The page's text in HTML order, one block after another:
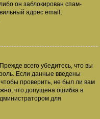
он заблокирован спам-
адрес email,
всего убедитесь, что вы
Если данные введены
проверить, не был ли вам
что допущена ошибка в
для